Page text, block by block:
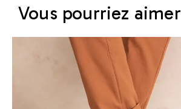
Vous pourriez aimer